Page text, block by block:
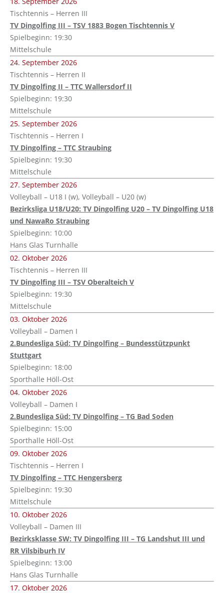
Tischtennis – Herren III
TV Dingolfing III – TSV 1883 Bogen Tischtennis V
Spielbeginn: 19:30
Mittelschule
24. September 2026
Tischtennis – Herren II
TV Dingolfing II – TTC Wallersdorf II
Spielbeginn: 19:30
Mittelschule
25. September 2026
Tischtennis – Herren I
TV Dingolfing – TTC Straubing
Spielbeginn: 19:30
Mittelschule
27. September 2026
Volleyball – U18 I (w), Volleyball – U20 (w)
Bezirksliga U18/U20: TV Dingolfing U20 – TV Dingolfing U18
und NawaRo Straubing
Spielbeginn: 10:00
Hans Glas Turnhalle
02. Oktober 2026
Tischtennis – Herren III
TV Dingolfing III – TSV Oberalteich V
Spielbeginn: 19:30
Mittelschule
03. Oktober 2026
Volleyball – Damen I
2.Bundesliga Süd: TV Dingolfing – Bundesstützpunkt
Stuttgart
Spielbeginn: 18:00
Sporthalle Höll-Ost
04. Oktober 2026
Volleyball – Damen I
2.Bundesliga Süd: TV Dingolfing – TG Bad Soden
Spielbeginn: 15:00
Sporthalle Höll-Ost
09. Oktober 2026
Tischtennis – Herren I
TV Dingolfing – TTC Hengersberg
Spielbeginn: 19:30
Mittelschule
10. Oktober 2026
Volleyball – Damen III
Bezirksklasse SW: TV Dingolfing III – TG Landshut III und
RR Vilsbiburh IV
Spielbeginn: 13:00
Hans Glas Turnhalle
17. Oktober 2026